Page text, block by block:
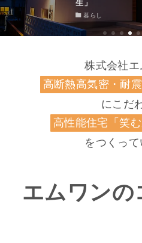
未分類
株式会社
高断熱高気密・耐
にこだ
高性能住宅「笑
をつくって
エムワンの